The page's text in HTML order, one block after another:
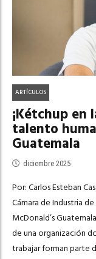
ARTÍCULOS
¡Kétchup en
talento
Guatemala
diciembre 2025
Por: Carlos Esteban
Cámara de Industria
McDonald’s
de una organización
trabajar forman parte